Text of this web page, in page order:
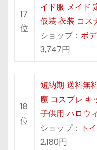
17
位
イド服 メイド
仮装 衣装 コス
ショップ： ボ
3,747円
18
位
短納期 送料無
魔 コスプレ キ
子供用 ハロウ
ショップ： ト
2,180円